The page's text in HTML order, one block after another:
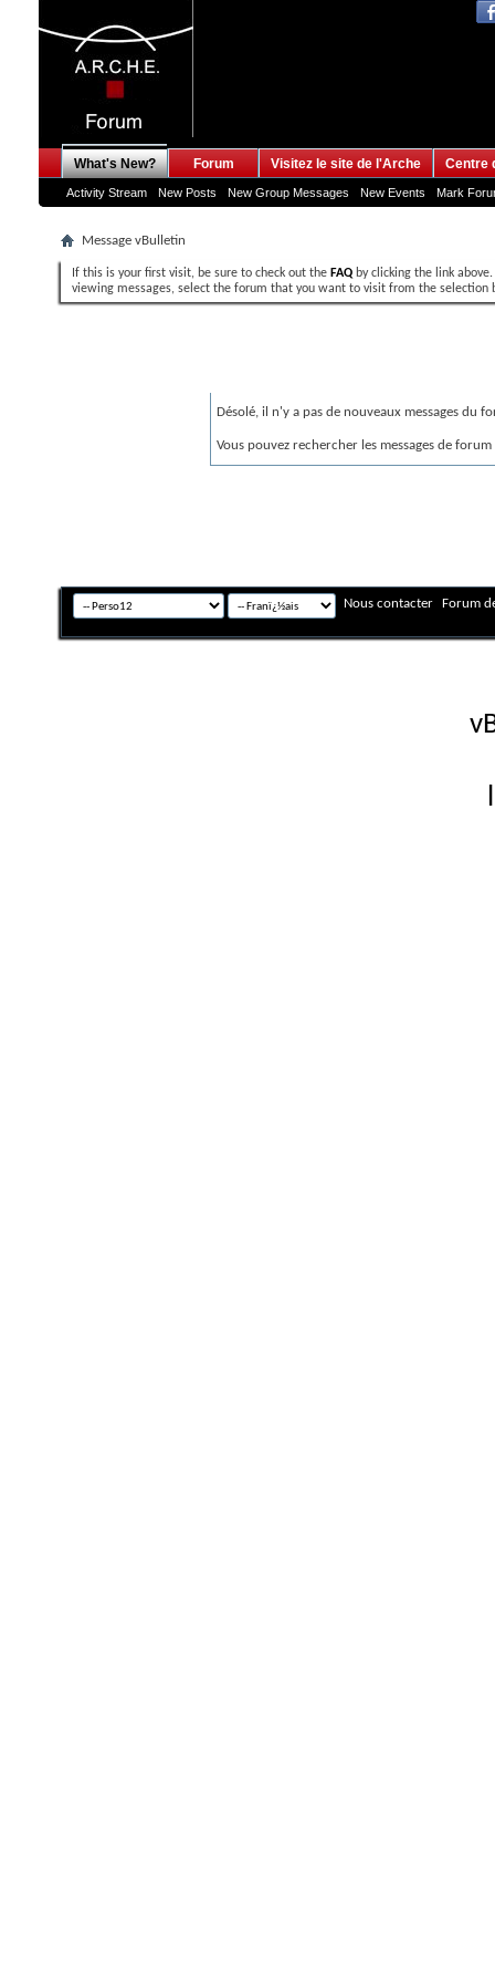
What's New?
Activity Stream New Posts New Group Messages New Events Mark
Forum Visitez le site de l'Arche Centre
Message vBulletin
If this is your first visit, be sure to check out the FAQ by clicking the link
viewing messages, select the forum that you want to visit from the selection
Désolé, il n'y a pas de nouveaux messages du
Vous pouvez rechercher les messages de
Nous contacter Forum